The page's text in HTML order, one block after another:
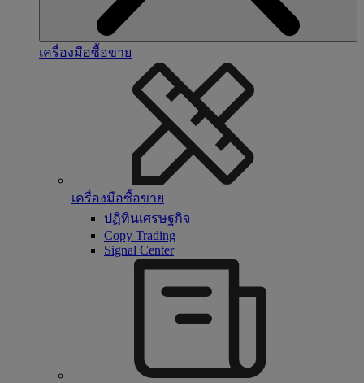
เครื่องมือซื้อขาย
เครื่องมือซื้อขาย
ปฏิทินเศรษฐกิจ
Copy Trading
Signal Center